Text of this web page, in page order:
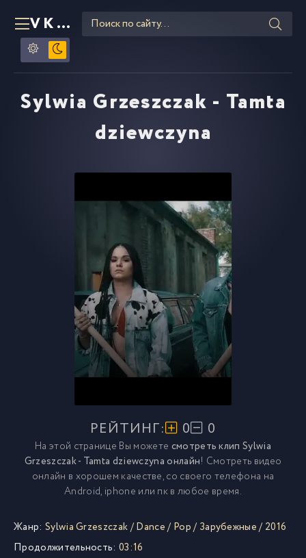
VKLIPE RU
Sylwia Grzeszczak - Tamta
dziewczyna
РЕЙТИНГ: 0 0
На этой странице Вы можете смотреть клип Sylwia
Grzeszczak - Tamta dziewczyna онлайн! Смотреть видео
онлайн в хорошем качестве, со своего телефона на
Android, iphone или пк в любое время.
Жанр: Sylwia Grzeszczak/Dance/ Pop/ Зарубежные/ 2016
Продолжительность: 03:16